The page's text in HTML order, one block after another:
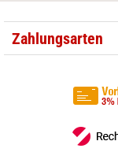
Zahlungsarten